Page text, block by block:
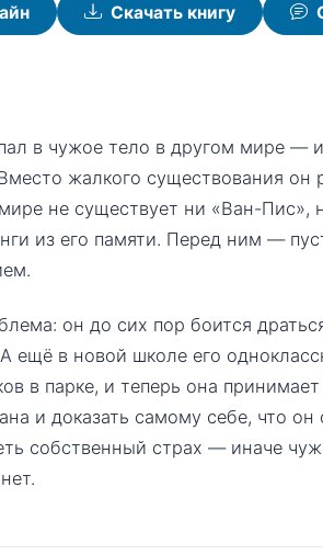
Скачать книгу
в чужое тело в другом мире —
жалкого существования он
не существует ни «Ван-Пис»,
из его памяти. Перед ним —
он до сих пор боится
ещё в новой школе его
в парке, и теперь она
и доказать самому себе, что
собственный страх — иначе